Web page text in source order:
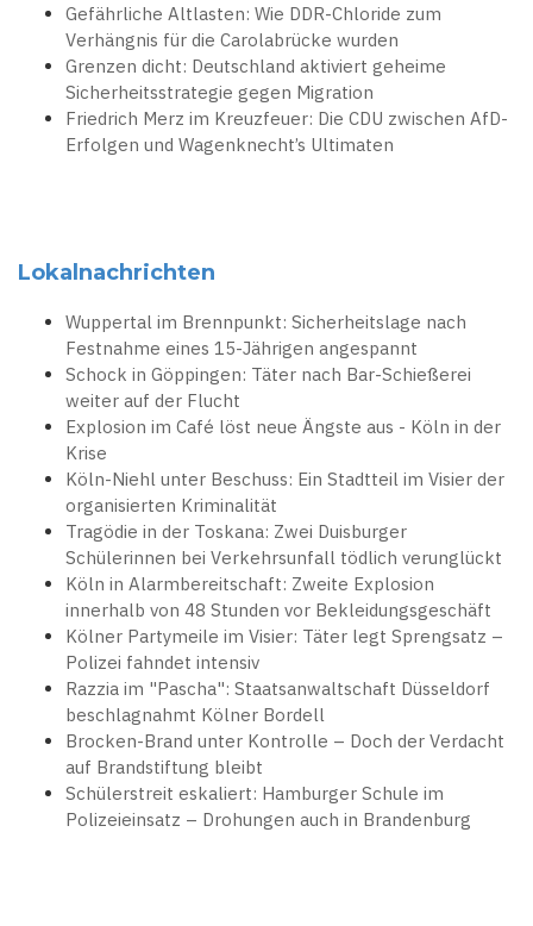
Gefährliche Altlasten: Wie DDR-Chloride zum
Verhängnis für die Carolabrücke wurden
Grenzen dicht: Deutschland aktiviert geheime
Sicherheitsstrategie gegen Migration
Friedrich Merz im Kreuzfeuer: Die CDU zwischen AfD-
Erfolgen und Wagenknecht’s Ultimaten
Lokalnachrichten
Wuppertal im Brennpunkt: Sicherheitslage nach
Festnahme eines 15-Jährigen angespannt
Schock in Göppingen: Täter nach Bar-Schießerei
weiter auf der Flucht
Explosion im Café löst neue Ängste aus - Köln in der
Krise
Köln-Niehl unter Beschuss: Ein Stadtteil im Visier der
organisierten Kriminalität
Tragödie in der Toskana: Zwei Duisburger
Schülerinnen bei Verkehrsunfall tödlich verunglückt
Köln in Alarmbereitschaft: Zweite Explosion
innerhalb von 48 Stunden vor Bekleidungsgeschäft
Kölner Partymeile im Visier: Täter legt Sprengsatz –
Polizei fahndet intensiv
Razzia im "Pascha": Staatsanwaltschaft Düsseldorf
beschlagnahmt Kölner Bordell
Brocken-Brand unter Kontrolle – Doch der Verdacht
auf Brandstiftung bleibt
Schülerstreit eskaliert: Hamburger Schule im
Polizeieinsatz – Drohungen auch in Brandenburg